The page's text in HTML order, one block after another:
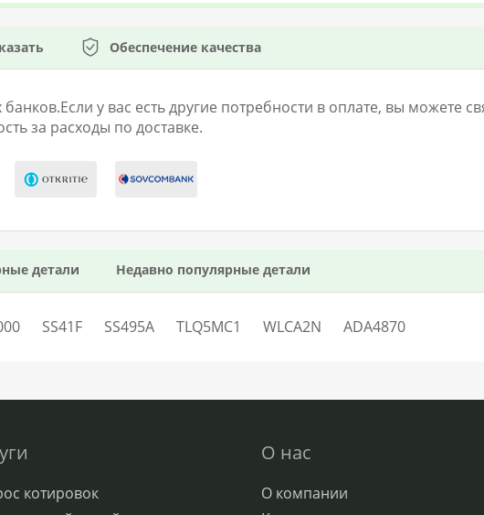
Обеспечение качества
у вас есть другие потребности в оплате, вы можете
за расходы по доставке.
детали Недавно популярные детали
SS41F SS495A TLQ5MC1 WLCA2N ADA4870
котировок
О нас
О компании